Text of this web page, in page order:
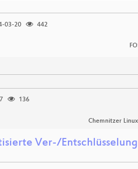
03-20
442
136
Chemnitzer
Ver-/